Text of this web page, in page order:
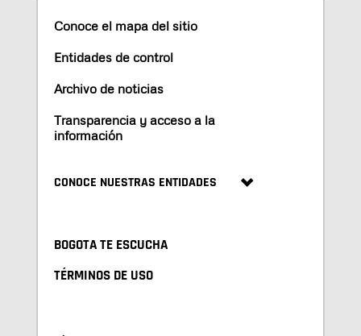
Conoce el mapa del sitio
Entidades de control
Archivo de noticias
Transparencia y acceso a la
información
CONOCE NUESTRAS ENTIDADES
BOGOTA TE ESCUCHA
TÉRMINOS DE USO